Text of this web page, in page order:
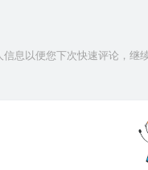
息以便您下次快速评论，继